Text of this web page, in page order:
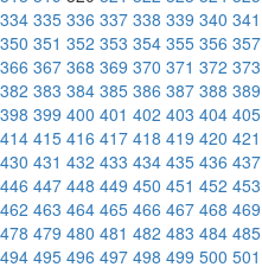
334 335 336 337 338 339 340 341
350 351 352 353 354 355 356 357
366 367 368 369 370 371 372 373
382 383 384 385 386 387 388 389
398 399 400 401 402 403 404 405
414 415 416 417 418 419 420 421
430 431 432 433 434 435 436 437
446 447 448 449 450 451 452 453
462 463 464 465 466 467 468 469
478 479 480 481 482 483 484 485
494 495 496 497 498 499 500 501